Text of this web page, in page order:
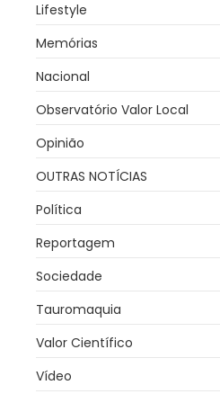
Lifestyle
Memórias
Nacional
Observatório Valor Local
Opinião
OUTRAS NOTÍCIAS
Política
Reportagem
Sociedade
Tauromaquia
Valor Científico
Vídeo